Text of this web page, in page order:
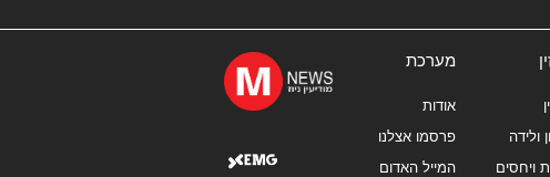
ולידה
ויחסים
מערכת
אודות
פרסמו אצלנו
המייל האדום